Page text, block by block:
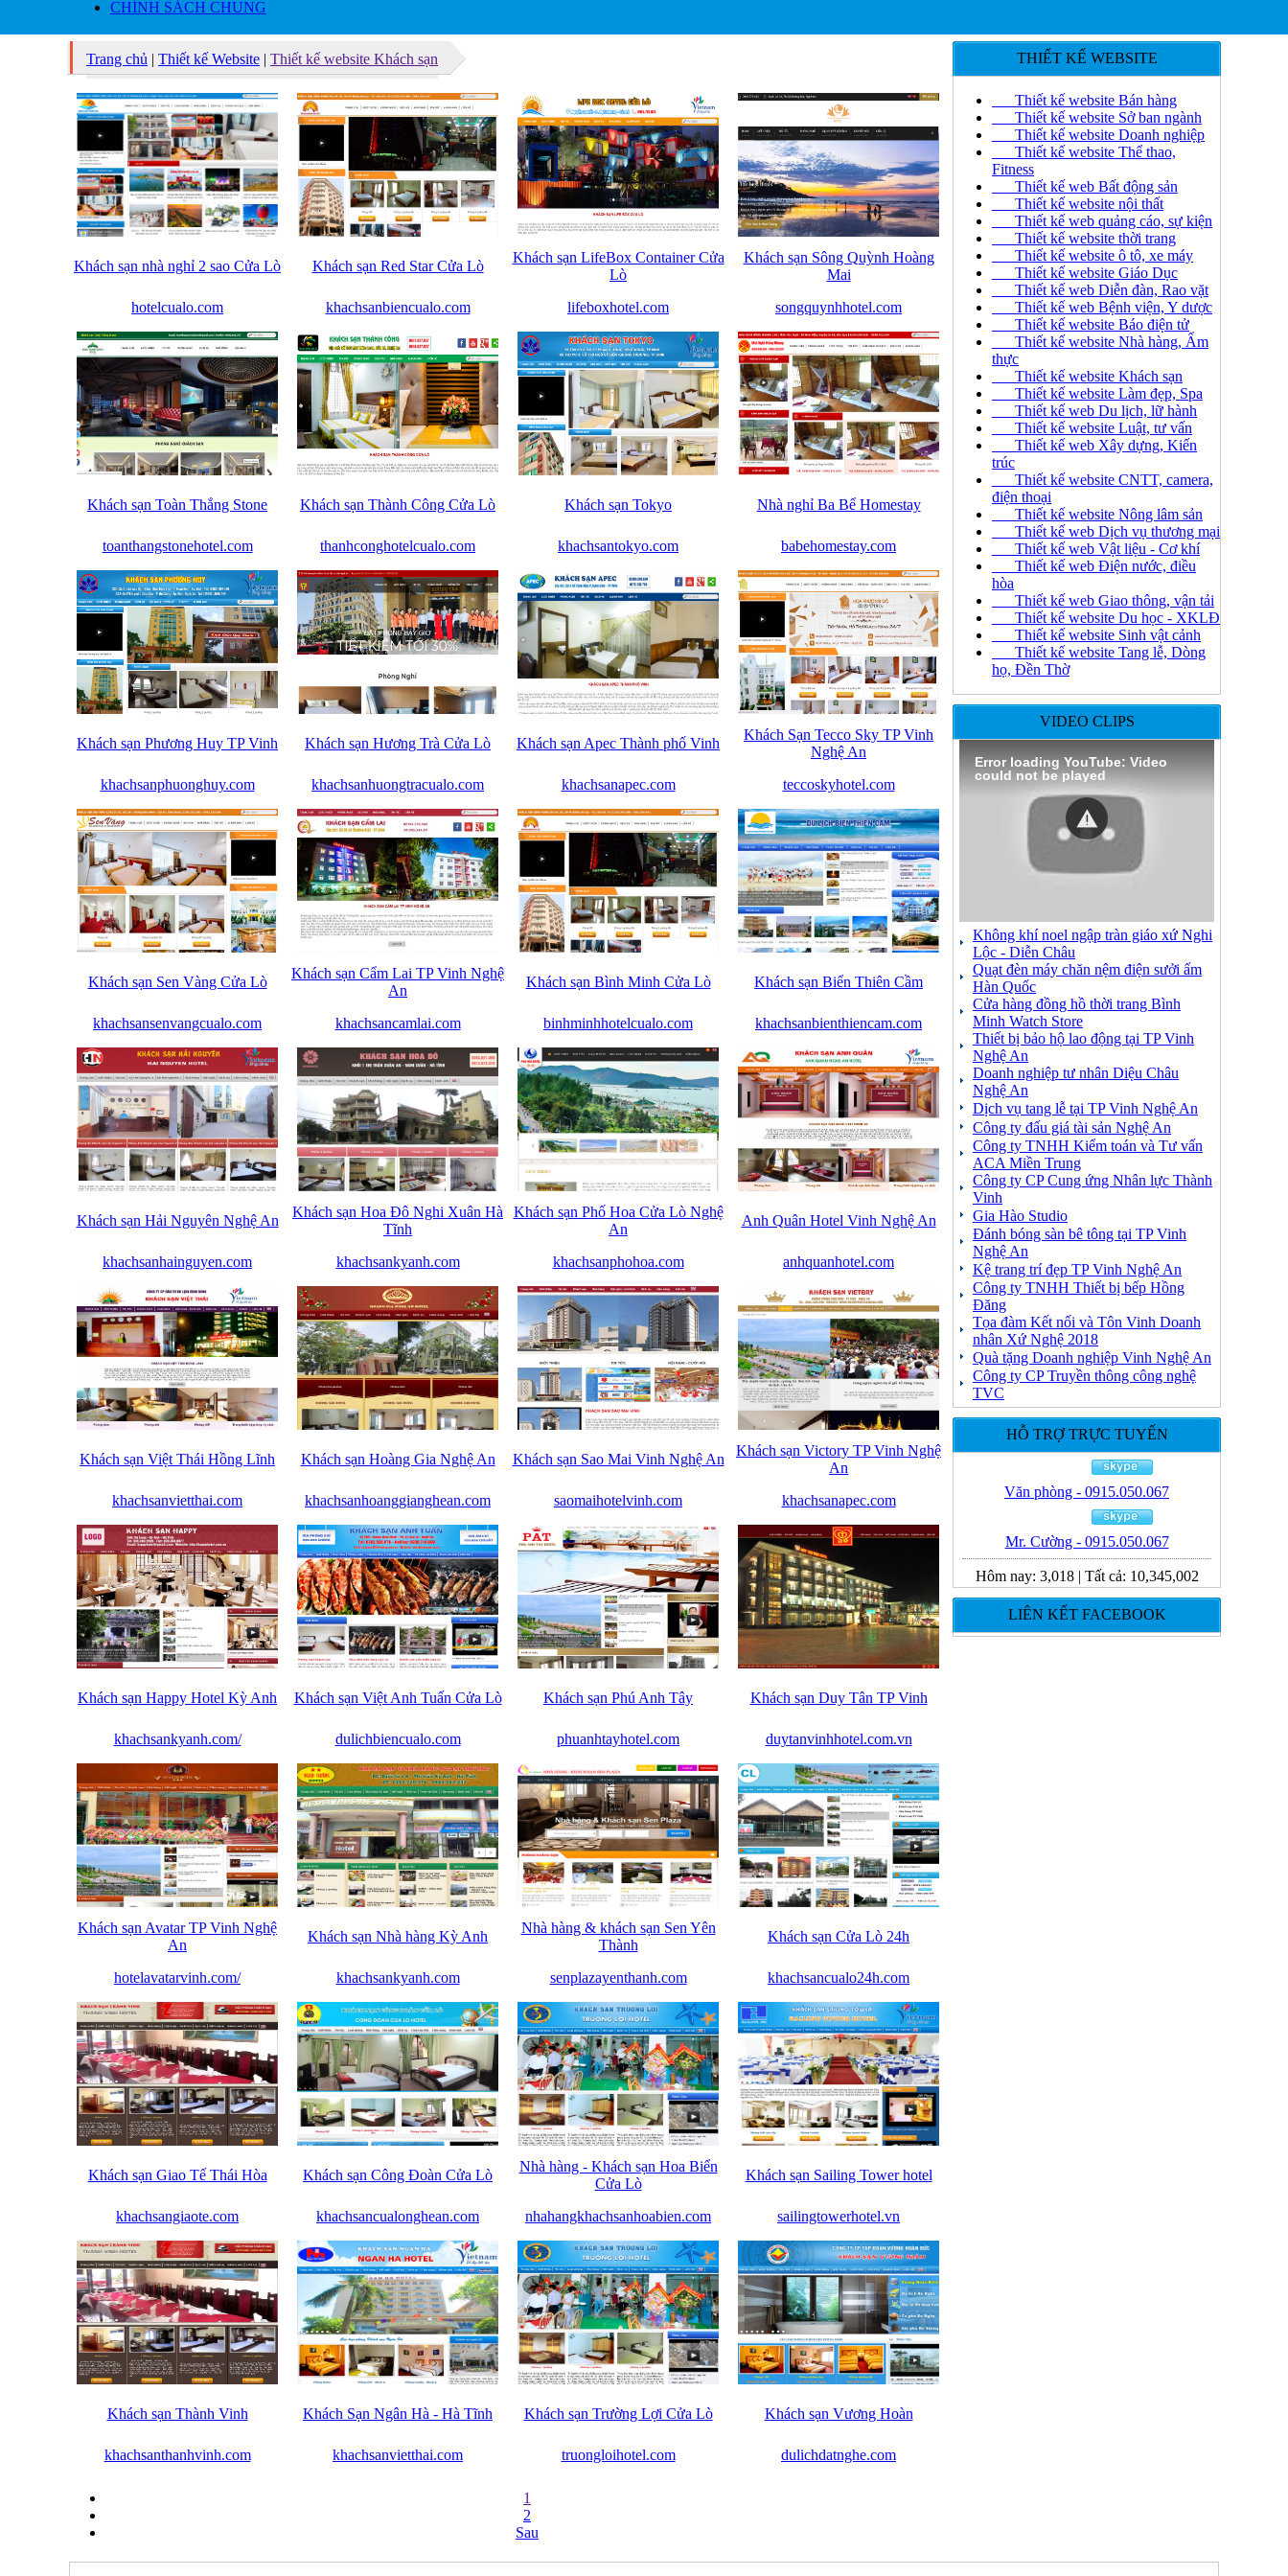
CHÍNH SÁCH CHUNG
Trang chủ | Thiết kế Website | Thiết kế website Khách sạn
Khách sạn nhà nghỉ 2 sao Cửa Lò
hotelcualo.com
Khách sạn Red Star Cửa Lò
khachsanbiencualo.com
Khách sạn LifeBox Container Cửa
Lò
lifeboxhotel.com
Khách sạn Sông Quỳnh Hoàng
Mai
songquynhhotel.com
Khách sạn Toàn Thắng Stone
toanthangstonehotel.com
Khách sạn Thành Công Cửa Lò
thanhconghotelcualo.com
Khách sạn Tokyo
khachsantokyo.com
Nhà nghỉ Ba Bể Homestay
babehomestay.com
Khách sạn Phương Huy TP Vinh
khachsanphuonghuy.com
Khách sạn Hương Trà Cửa Lò
khachsanhuongtracualo.com
Khách sạn Apec Thành phố Vinh
khachsanapec.com
Khách Sạn Tecco Sky TP Vinh
Nghệ An
teccoskyhotel.com
Khách sạn Sen Vàng Cửa Lò
khachsansenvangcualo.com
Khách sạn Cẩm Lai TP Vinh Nghệ
An
khachsancamlai.com
Khách sạn Bình Minh Cửa Lò
binhminhhotelcualo.com
Khách sạn Biển Thiên Cầm
khachsanbienthiencam.com
Khách sạn Hải Nguyên Nghệ An
khachsanhainguyen.com
Khách sạn Hoa Đô Nghi Xuân Hà
Tĩnh
khachsankyanh.com
Khách sạn Phố Hoa Cửa Lò Nghệ
An
khachsanphohoa.com
Anh Quân Hotel Vinh Nghệ An
anhquanhotel.com
Khách sạn Việt Thái Hồng Lĩnh
khachsanvietthai.com
Khách sạn Hoàng Gia Nghệ An
khachsanhoanggianghean.com
Khách sạn Sao Mai Vinh Nghệ An
saomaihotelvinh.com
Khách sạn Victory TP Vinh Nghệ
An
khachsanapec.com
Khách sạn Happy Hotel Kỳ Anh
khachsankyanh.com/
Khách sạn Việt Anh Tuấn Cửa Lò
dulichbiencualo.com
Khách sạn Phú Anh Tây
phuanhtayhotel.com
Khách sạn Duy Tân TP Vinh
duytanvinhhotel.com.vn
Khách sạn Avatar TP Vinh Nghệ
An
hotelavatarvinh.com/
Khách sạn Nhà hàng Kỳ Anh
khachsankyanh.com
Nhà hàng & khách sạn Sen Yên
Thành
senplazayenthanh.com
Khách sạn Cửa Lò 24h
khachsancualo24h.com
Khách sạn Giao Tế Thái Hòa
khachsangiaote.com
Khách sạn Công Đoàn Cửa Lò
khachsancualonghean.com
Nhà hàng - Khách sạn Hoa Biển
Cửa Lò
nhahangkhachsanhoabien.com
Khách sạn Sailing Tower hotel
sailingtowerhotel.vn
Khách sạn Thành Vinh
khachsanthanhvinh.com
Khách Sạn Ngân Hà - Hà Tĩnh
khachsanvietthai.com
Khách sạn Trường Lợi Cửa Lò
truongloihotel.com
Khách sạn Vương Hoàn
dulichdatnghe.com
1
2
Sau
THIẾT KẾ WEBSITE
Thiết kế website Bán hàng
Thiết kế website Sở ban ngành
Thiết kế website Doanh nghiệp
Thiết kế website Thể thao,
Fitness
Thiết kế web Bất động sản
Thiết kế website nội thất
Thiết kế web quảng cáo, sự kiện
Thiết kế website thời trang
Thiết kế website ô tô, xe máy
Thiết kế website Giáo Dục
Thiết kế web Diễn đàn, Rao vặt
Thiết kế web Bệnh viện, Y dược
Thiết kế website Báo điện tử
Thiết kế website Nhà hàng, Ẩm
thực
Thiết kế website Khách sạn
Thiết kế website Làm đẹp, Spa
Thiết kế web Du lịch, lữ hành
Thiết kế website Luật, tư vấn
Thiết kế web Xây dựng, Kiến
trúc
Thiết kế website CNTT, camera,
điện thoại
Thiết kế website Nông lâm sản
Thiết kế web Dịch vụ thương mại
Thiết kế web Vật liệu - Cơ khí
Thiết kế web Điện nước, điều
hòa
Thiết kế web Giao thông, vận tải
Thiết kế website Du học - XKLĐ
Thiết kế website Sinh vật cảnh
Thiết kế website Tang lễ, Dòng
họ, Đền Thờ
VIDEO CLIPS
Error loading YouTube: Video
could not be played
Không khí noel ngập tràn giáo xứ Nghi
Lộc - Diễn Châu
Quạt đèn máy chăn nệm điện sưởi ấm
Hàn Quốc
Cửa hàng đồng hồ thời trang Bình
Minh Watch Store
Thiết bị bảo hộ lao động tại TP Vinh
Nghệ An
Doanh nghiệp tư nhân Diệu Châu
Nghệ An
Dịch vụ tang lễ tại TP Vinh Nghệ An
Công ty đấu giá tài sản Nghệ An
Công ty TNHH Kiểm toán và Tư vấn
ACA Miền Trung
Công ty CP Cung ứng Nhân lực Thành
Vinh
Gia Hào Studio
Đánh bóng sàn bê tông tại TP Vinh
Nghệ An
Kệ trang trí đẹp TP Vinh Nghệ An
Công ty TNHH Thiết bị bếp Hồng
Đăng
Tọa đàm Kết nối và Tôn Vinh Doanh
nhân Xứ Nghệ 2018
Quà tặng Doanh nghiệp Vinh Nghệ An
Công ty CP Truyền thông công nghệ
TVC
HỖ TRỢ TRỰC TUYẾN
Văn phòng - 0915.050.067
Mr. Cường - 0915.050.067
Hôm nay: 3,018| Tất cả: 10,345,002
LIÊN KẾT FACEBOOK